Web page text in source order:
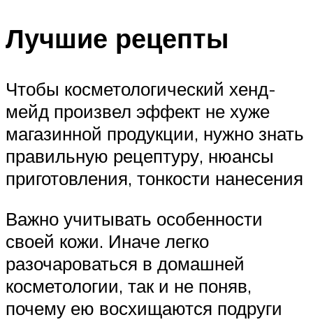
Лучшие рецепты
Чтобы косметологический хенд-
мейд произвел эффект не хуже
магазинной продукции, нужно знать
правильную рецептуру, нюансы
приготовления, тонкости нанесения
Важно учитывать особенности
своей кожи. Иначе легко
разочароваться в домашней
косметологии, так и не поняв,
почему ею восхищаются подруги